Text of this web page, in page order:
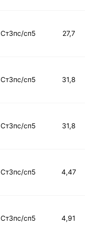
Ст3пс/сп5 27,7
Ст3пс/сп5 31,8
Ст3пс/сп5 31,8
Ст3пс/сп5 4,47
Ст3пс/сп5 4,91